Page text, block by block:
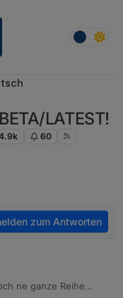
LATEST!
60
zum Antworten
ne ganze Reihe